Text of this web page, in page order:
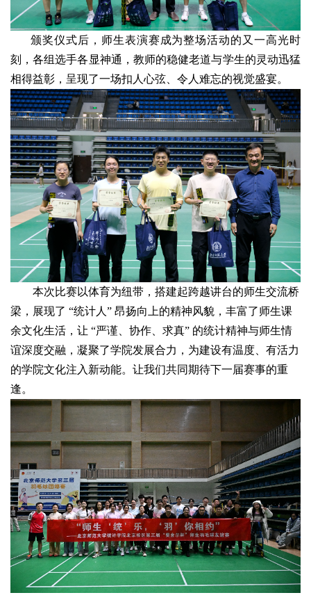
颁奖仪式后，师生表演赛成为整场活动的又一高光时
刻，各组选手各显神通，教师的稳健老道与学生的灵动迅猛
相得益彰，呈现了一场扣人心弦、令人难忘的视觉盛宴。
本次比赛以体育为纽带，搭建起跨越讲台的师生交流桥
梁，展现了 “统计人” 昂扬向上的精神风貌，丰富了师生课
余文化生活，让 “严谨、协作、求真” 的统计精神与师生情
谊深度交融，凝聚了学院发展合力，为建设有温度、有活力
的学院文化注入新动能。让我们共同期待下一届赛事的重
逢。